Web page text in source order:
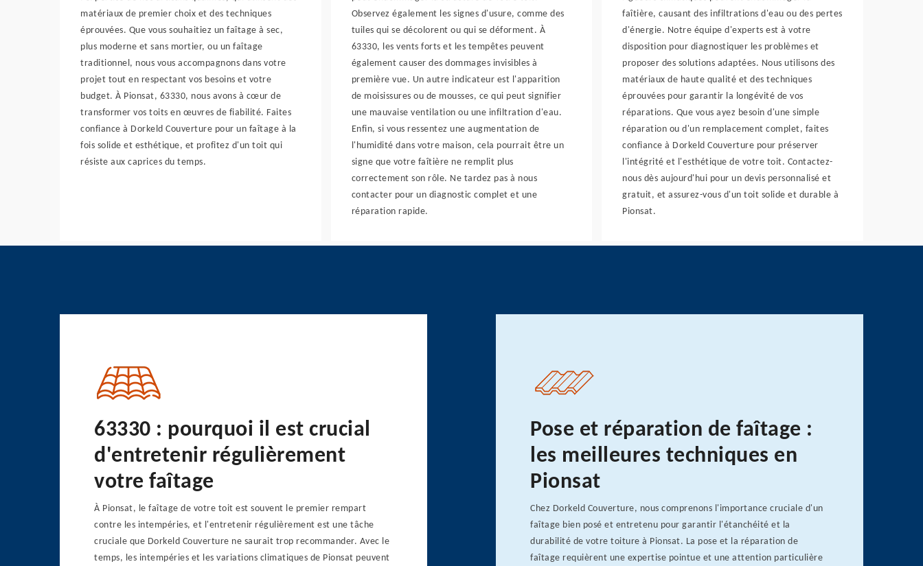
matériaux de premier choix et des techniques
éprouvées. Que vous souhaitiez un faîtage à sec,
plus moderne et sans mortier, ou un faîtage
traditionnel, nous vous accompagnons dans votre
projet tout en respectant vos besoins et votre
budget. À Pionsat, 63330, nous avons à cœur de
transformer vos toits en œuvres de fiabilité. Faites
confiance à Dorkeld Couverture pour un faîtage à la
fois solide et esthétique, et profitez d'un toit qui
résiste aux caprices du temps.
Observez également les signes d'usure, comme des
tuiles qui se décolorent ou qui se déforment. À
63330, les vents forts et les tempêtes peuvent
également causer des dommages invisibles à
première vue. Un autre indicateur est l'apparition
de moisissures ou de mousses, ce qui peut signifier
une mauvaise ventilation ou une infiltration d'eau.
Enfin, si vous ressentez une augmentation de
l'humidité dans votre maison, cela pourrait être un
signe que votre faîtière ne remplit plus
correctement son rôle. Ne tardez pas à nous
contacter pour un diagnostic complet et une
réparation rapide.
faîtière, causant des infiltrations d'eau ou des pertes
d'énergie. Notre équipe d'experts est à votre
disposition pour diagnostiquer les problèmes et
proposer des solutions adaptées. Nous utilisons des
matériaux de haute qualité et des techniques
éprouvées pour garantir la longévité de vos
réparations. Que vous ayez besoin d'une simple
réparation ou d'un remplacement complet, faites
confiance à Dorkeld Couverture pour préserver
l'intégrité et l'esthétique de votre toit. Contactez-
nous dès aujourd'hui pour un devis personnalisé et
gratuit, et assurez-vous d'un toit solide et durable à
Pionsat.
63330 : pourquoi il est crucial
d'entretenir régulièrement
votre faîtage
À Pionsat, le faîtage de votre toit est souvent le premier rempart
contre les intempéries, et l'entretenir régulièrement est une tâche
cruciale que Dorkeld Couverture ne saurait trop recommander. Avec le
temps, les intempéries et les variations climatiques de Pionsat peuvent
Pose et réparation de faîtage :
les meilleures techniques en
Pionsat
Chez Dorkeld Couverture, nous comprenons l'importance cruciale d'un
faîtage bien posé et entretenu pour garantir l'étanchéité et la
durabilité de votre toiture à Pionsat. La pose et la réparation de
faîtage requièrent une expertise pointue et une attention particulière